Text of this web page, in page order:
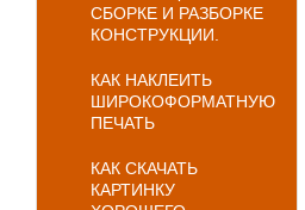
СБОРКЕ И РАЗБОРКЕ
КОНСТРУКЦИИ.
КАК НАКЛЕИТЬ
ШИРОКОФОРМАТНУЮ
ПЕЧАТЬ
КАК СКАЧАТЬ
КАРТИНКУ